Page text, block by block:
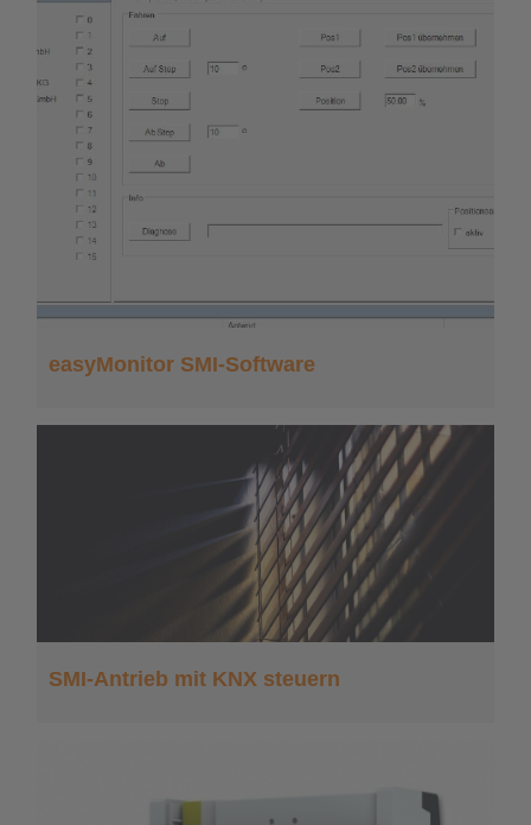
easyMonitor SMI-Software
SMI-Antrieb mit KNX steuern